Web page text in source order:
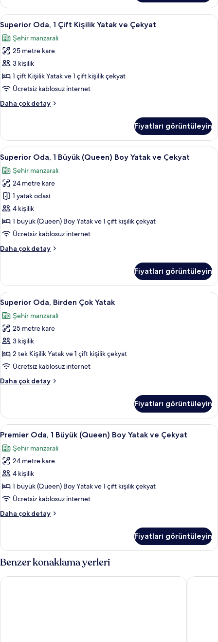
fotoğrafları
görün
(Queen)
Boy
Yatak
Çekyat
hakkında
daha
fazla
detay
Superior
Oda,
1
Çift
Kişilik
Yatak
ve
için
görün
Odada kasa, masa, dizüstü bilgisayar
9
Superior Oda, 1 Çift Kişilik Yatak ve Çekyat
Şehir manzaralı
25 metre kare
3 kişilik
1 çift Kişilik Yatak ve 1 çift kişilik çekyat
Ücretsiz kablosuz internet
Daha çok detay
Superior
Kişilik
Yatak
ve
Çekyat
hakkında
daha
fazla
detay
Fiyatları görüntüleyin
Superior
Oda,
1
Büyük
(Queen)
Boy
Yatak
ve
için
görün
Odada kasa, masa, dizüstü bilgisayar
9
Superior Oda, 1 Büyük (Queen) Boy Yatak ve Çekyat
Şehir manzaralı
24 metre kare
1 yatak odası
4 kişilik
1 büyük (Queen) Boy Yatak ve 1 çift kişilik çekyat
Ücretsiz kablosuz internet
Daha çok detay
Superior
(Queen)
Boy
Yatak
Çekyat
hakkında
daha
fazla
detay
Fiyatları görüntüleyin
Superior
Oda,
Birden
Çok
Yatak
için
tüm
görün
Superior Oda, Birden Çok Yatak |
8
Superior Oda, Birden Çok Yatak
Şehir manzaralı
25 metre kare
3 kişilik
2 tek Kişilik Yatak ve 1 çift kişilik çekyat
Ücretsiz kablosuz internet
Daha çok detay
Superior
Yatak
hakkında
daha
detay
Fiyatları görüntüleyin
Premier
Oda,
1
Büyük
(Queen)
Boy
Yatak
Çekyat
fotoğrafları
görün
Premier Oda, 1 Büyük (Queen) Boy
7
Premier Oda, 1 Büyük (Queen) Boy Yatak ve Çekyat
Şehir manzaralı
24 metre kare
4 kişilik
1 büyük (Queen) Boy Yatak ve 1 çift kişilik çekyat
Ücretsiz kablosuz internet
Daha çok detay
Premier
(Queen)
Boy
Yatak
Çekyat
Fiyatları görüntüleyin
Benzer konaklama yerleri
Premier Inn London Hammersmith - Talgarth Road Holiday